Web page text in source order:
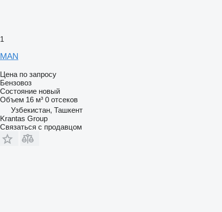
1
MAN
Цена по запросу
Бензовоз
Состояние новый
Объем 16 м³ 0 отсеков
Узбекистан, Ташкент
Krantas Group
Связаться с продавцом